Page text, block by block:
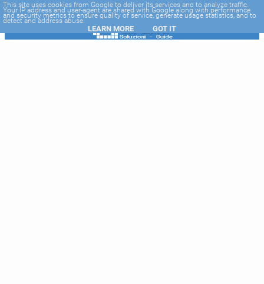
-->
This site uses cookies from Google to deliver its services and to analyze traffic.
Your IP address and user-agent are shared with Google along with performance
and security metrics to ensure quality of service, generate usage statistics, and to
detect and address abuse.
LEARN MORE GOT IT